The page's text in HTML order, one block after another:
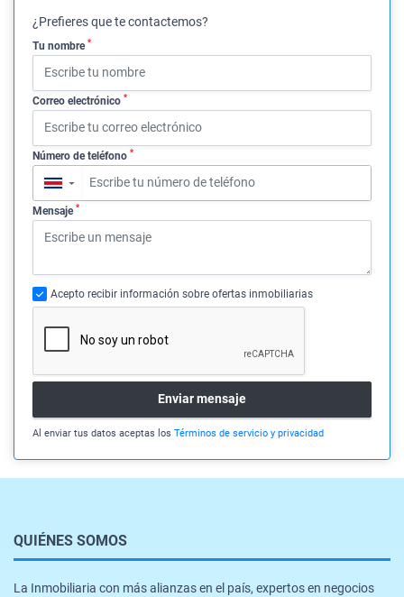
¿Prefieres que te contactemos?
Tu nombre *
Correo electrónico *
Número de teléfono *
▼
Mensaje *
Acepto recibir información sobre ofertas inmobiliarias
Enviar mensaje
Al enviar tus datos aceptas los Términos de servicio y privacidad
QUIÉNES SOMOS
La Inmobiliaria con más alianzas en el país, expertos en negocios